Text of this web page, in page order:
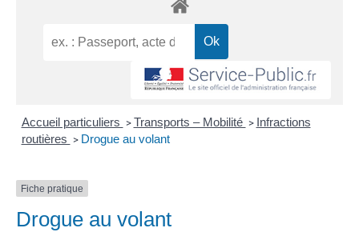
Accueil particuliers > Transports – Mobilité > Infractions
routières > Drogue au volant
Fiche pratique
Drogue au volant